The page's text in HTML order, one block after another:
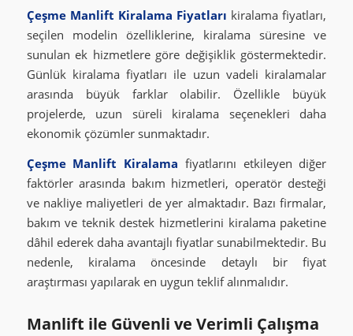
Çeşme Manlift Kiralama Fiyatları kiralama fiyatları,
seçilen modelin özelliklerine, kiralama süresine ve
sunulan ek hizmetlere göre değişiklik göstermektedir.
Günlük kiralama fiyatları ile uzun vadeli kiralamalar
arasında büyük farklar olabilir. Özellikle büyük
projelerde, uzun süreli kiralama seçenekleri daha
ekonomik çözümler sunmaktadır.
Çeşme Manlift Kiralama fiyatlarını etkileyen diğer
faktörler arasında bakım hizmetleri, operatör desteği
ve nakliye maliyetleri de yer almaktadır. Bazı firmalar,
bakım ve teknik destek hizmetlerini kiralama paketine
dâhil ederek daha avantajlı fiyatlar sunabilmektedir. Bu
nedenle, kiralama öncesinde detaylı bir fiyat
araştırması yapılarak en uygun teklif alınmalıdır.
Manlift ile Güvenli ve Verimli Çalışma